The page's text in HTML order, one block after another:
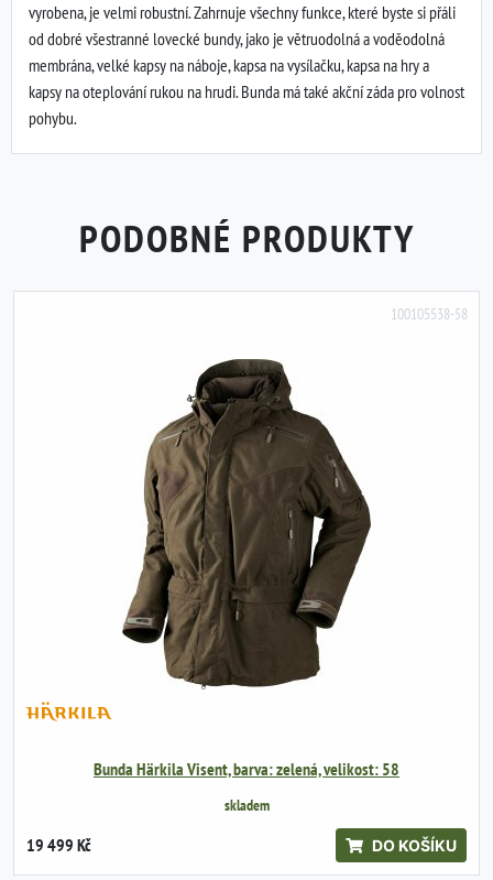
vyrobena, je velmi robustní. Zahrnuje všechny funkce, které byste si přáli
od dobré všestranné lovecké bundy, jako je větruodolná a voděodolná
membrána, velké kapsy na náboje, kapsa na vysílačku, kapsa na hry a
kapsy na oteplování rukou na hrudi. Bunda má také akční záda pro volnost
pohybu.
PODOBNÉ PRODUKTY
100105538-58
Bunda Härkila Visent, barva: zelená, velikost: 58
skladem
19 499 Kč DO KOŠÍKU